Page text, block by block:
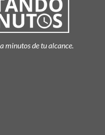
minutos de tu alcance.